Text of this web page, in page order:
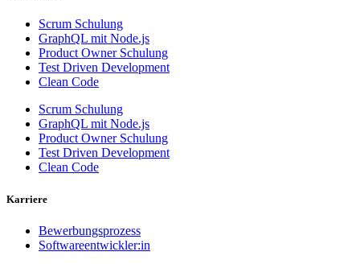
Scrum Schulung
GraphQL mit Node.js
Product Owner Schulung
Test Driven Development
Clean Code
Scrum Schulung
GraphQL mit Node.js
Product Owner Schulung
Test Driven Development
Clean Code
Karriere
Bewerbungsprozess
Softwareentwickler:in